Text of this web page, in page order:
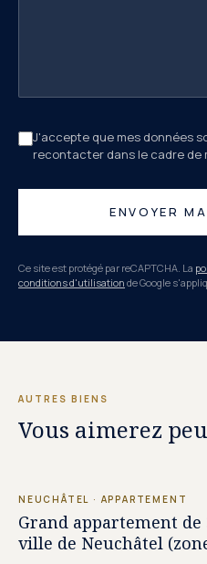
J'accepte que mes données
recontacter dans le cadre de
ENVOYER
Ce site est protégé par reCAPTCHA. La
conditions d'utilisation de Google
AUTRES BIENS
Vous aimerez
NEUCHÂTEL · APPARTEMENT
Grand appartement de
ville de Neuchâtel